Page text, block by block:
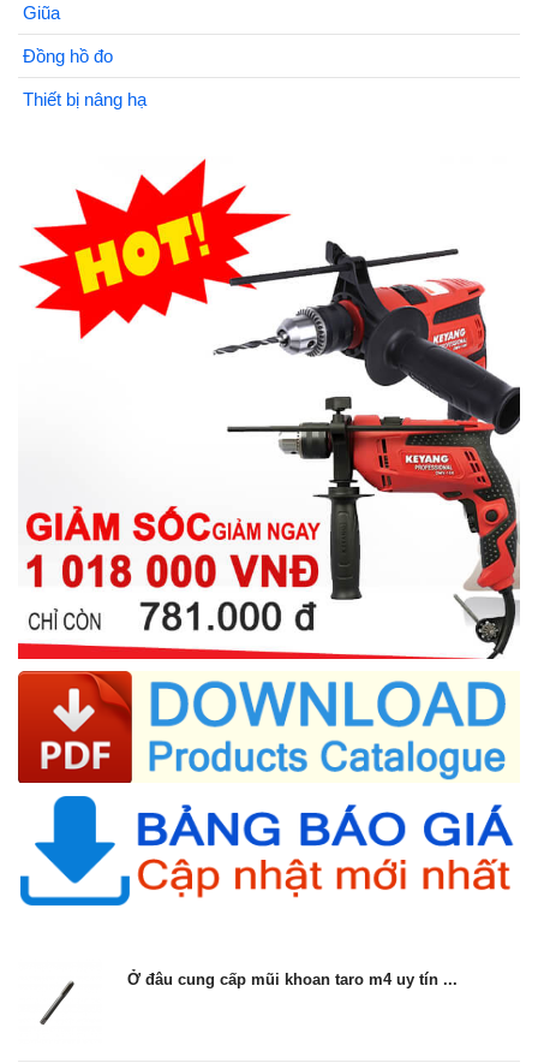
Giũa
Đồng hồ đo
Thiết bị nâng hạ
Ở đâu cung cấp mũi khoan taro m4 uy tín ...